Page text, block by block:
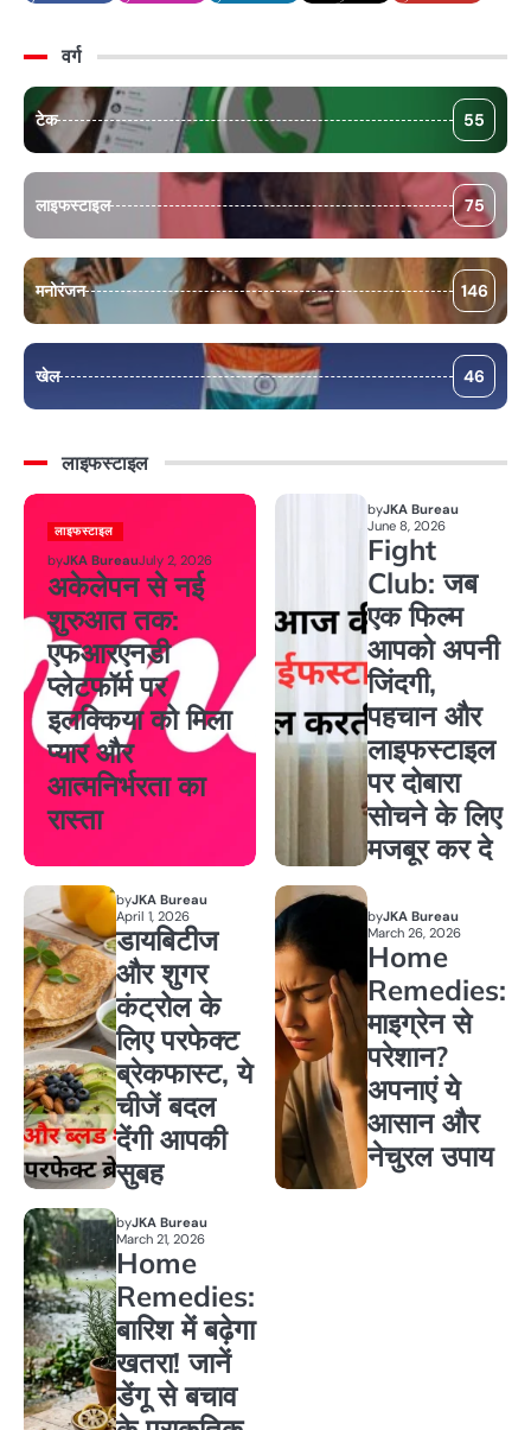
वर्ग
टेक 55
लाइफस्टाइल 75
मनोरंजन 146
खेल 46
लाइफस्टाइल
लाइफस्टाइल
byJKA BureauJuly 2, 2026
अकेलेपन से नई
शुरुआत तक:
एफआरएनडी
प्लेटफॉर्म पर
इलक्किया को मिला
प्यार और
आत्मनिर्भरता का
रास्ता
byJKA Bureau
June 8, 2026
Fight
Club: जब
एक फिल्म
आपको अपनी
जिंदगी,
पहचान और
लाइफस्टाइल
पर दोबारा
सोचने के लिए
मजबूर कर दे
byJKA Bureau
April 1, 2026
डायबिटीज
और शुगर
कंट्रोल के
लिए परफेक्ट
ब्रेकफास्ट, ये
चीजें बदल
देंगी आपकी
सुबह
byJKA Bureau
March 26, 2026
Home
Remedies:
माइग्रेन से
परेशान?
अपनाएं ये
आसान और
नेचुरल उपाय
byJKA Bureau
March 21, 2026
Home
Remedies:
बारिश में बढ़ेगा
खतरा! जानें
डेंगू से बचाव